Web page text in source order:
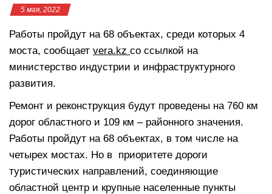
5 мая, 2022
Работы пройдут на 68 объектах, среди которых 4
моста, сообщает vera.kz со ссылкой на
министерство индустрии и инфраструктурного
развития.
Ремонт и реконструкция будут проведены на 760 км
дорог областного и 109 км – районного значения.
Работы пройдут на 68 объектах, в том числе на
четырех мостах. Но в приоритете дороги
туристических направлений, соединяющие
областной центр и крупные населенные пункты